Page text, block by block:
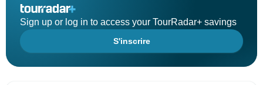
Sign up or log in to access your TourRadar+ savings
S'inscrire